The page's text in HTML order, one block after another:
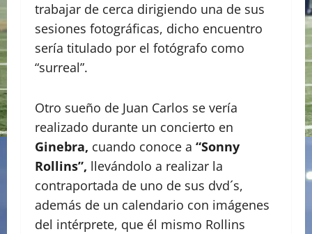
trabajar de cerca dirigiendo una de sus
sesiones fotográficas, dicho encuentro
sería titulado por el fotógrafo como
“surreal”.
Otro sueño de Juan Carlos se vería
realizado durante un concierto en
Ginebra, cuando conoce a “Sonny
Rollins”, llevándolo a realizar la
contraportada de uno de sus dvd´s,
además de un calendario con imágenes
del intérprete, que él mismo Rollins